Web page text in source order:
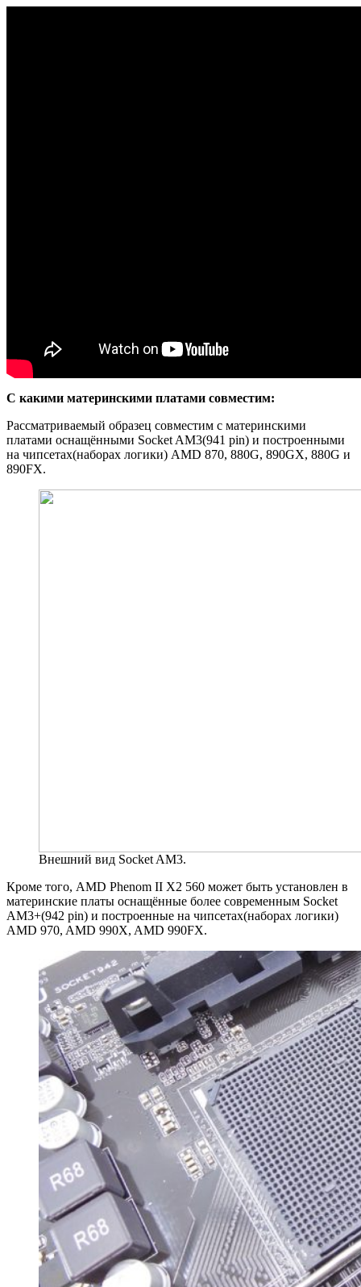
С какими материнскими платами совместим:
Рассматриваемый образец совместим с материнскими
платами оснащёнными Socket AM3(941 pin) и построенными
на чипсетах(наборах логики) AMD 870, 880G, 890GX, 880G и
890FX.
Внешний вид Socket AM3.
Кроме того, AMD Phenom II X2 560 может быть установлен в
материнские платы оснащённые более современным Socket
AM3+(942 pin) и построенные на чипсетах(наборах логики)
AMD 970, AMD 990X, AMD 990FX.